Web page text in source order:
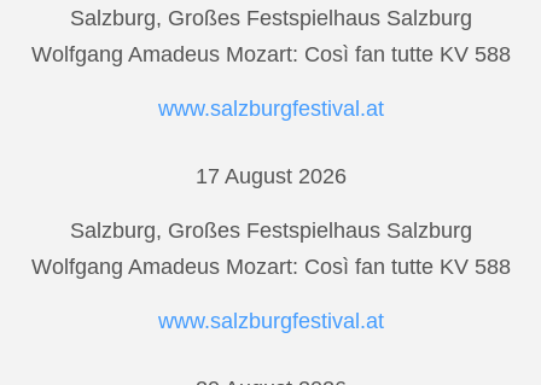
Salzburg, Großes Festspielhaus Salzburg
Wolfgang Amadeus Mozart: Così fan tutte KV 588
www.salzburgfestival.at
17 August 2026
Salzburg, Großes Festspielhaus Salzburg
Wolfgang Amadeus Mozart: Così fan tutte KV 588
www.salzburgfestival.at